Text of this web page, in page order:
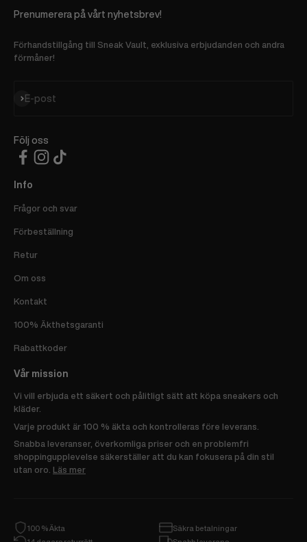
Prenumerera på vårt nyhetsbrev!
Förhandstillgång till Sneak Vault, exklusiva erbjudanden och andra
förmåner!
E-post
Prenumerera
Följ oss
Info
Frågor och svar
Förbeställning
Retur
Om oss
Kontakt
100% Äkthetsgaranti
Rabattkoder
Vår mission
Vi vill erbjuda ett säkert och pålitligt sätt att köpa sneakers och
kläder.
Varje produkt är 100 % äkta och kontrolleras före leverans.
Snabba leveranser, överkomliga priser och en problemfri
shoppingupplevelse säkerställer att du kan fokusera på din stil
utan oro.
Läs mer
100 % Äkta
Säkra betalningar